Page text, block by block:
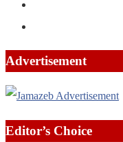
Advertisement
Editor’s Choice